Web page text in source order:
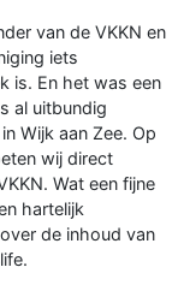
van de VKKN en
iets
is. En het was een
al uitbundig
Wijk aan Zee. Op
wij direct
Wat een fijne
hartelijk
de inhoud van